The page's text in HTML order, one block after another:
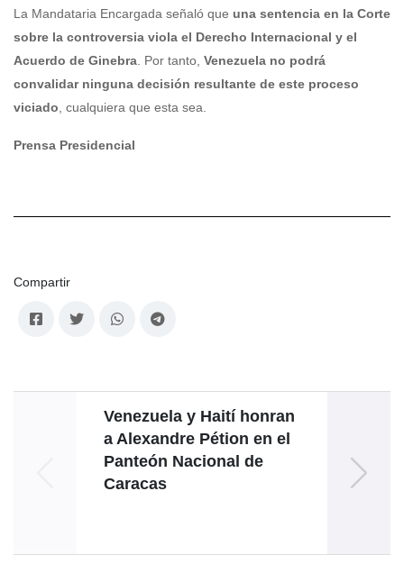
La Mandataria Encargada señaló que una sentencia en la Corte
sobre la controversia viola el Derecho Internacional y el
Acuerdo de Ginebra . Por tanto, Venezuela no podrá
convalidar ninguna decisión resultante de este proceso
viciado , cualquiera que esta sea.
Prensa Presidencial
Compartir
Venezuela y Haití honran
a Alexandre Pétion en el
Panteón Nacional de
Caracas